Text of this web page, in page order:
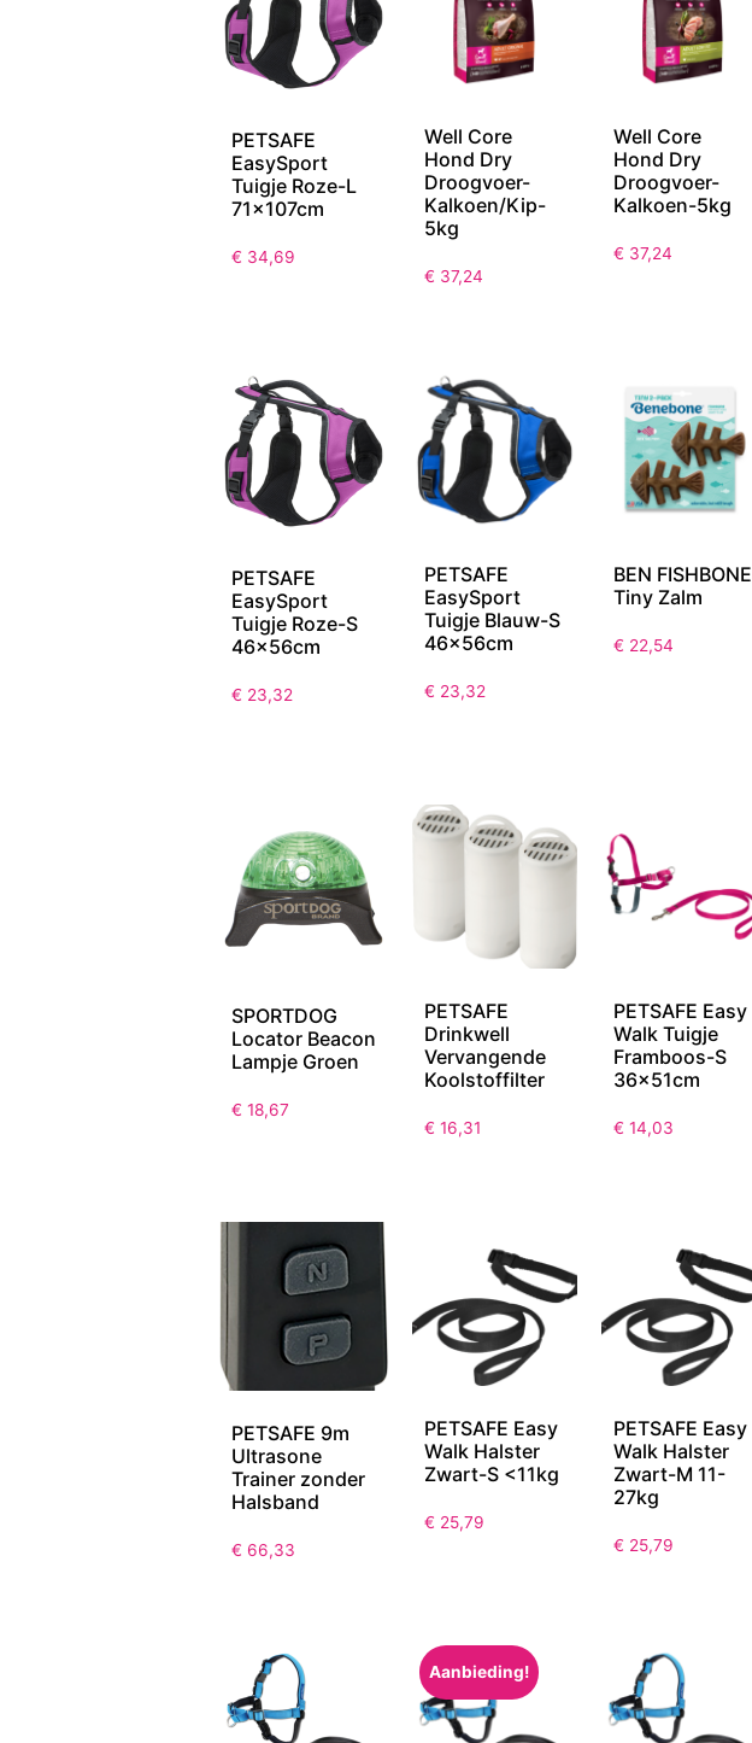
PETSAFE
EasySport
Tuigje Roze-L
71x107cm
€ 34,69
Well Core
Hond Dry
Droogvoer-
Kalkoen/Kip-
5kg
€ 37,24
Well Core
Hond Dry
Droogvoer-
Kalkoen-5kg
€ 37,24
PETSAFE
EasySport
Tuigje Roze-S
46x56cm
€ 23,32
PETSAFE
EasySport
Tuigje Blauw-S
46x56cm
€ 23,32
BEN FISHBONE
Tiny Zalm
€ 22,54
SPORTDOG
Locator Beacon
Lampje Groen
€ 18,67
PETSAFE
Drinkwell
Vervangende
Koolstoffilter
€ 16,31
PETSAFE Easy
Walk Tuigje
Framboos-S
36x51cm
€ 14,03
PETSAFE 9m
Ultrasone
Trainer zonder
Halsband
€ 66,33
PETSAFE Easy
Walk Halster
Zwart-S <11kg
€ 25,79
PETSAFE Easy
Walk Halster
Zwart-M 11-
27kg
€ 25,79
Aanbieding!